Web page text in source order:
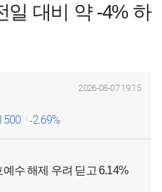
일 대비 약 -4% 하
2026-08-07 19:15
2.69%
수 해제 우려 딛고 6.14%